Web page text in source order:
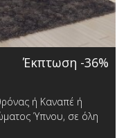
Έκπτωση -36%
ή Καναπέ ή
Ύπνου, σε όλη